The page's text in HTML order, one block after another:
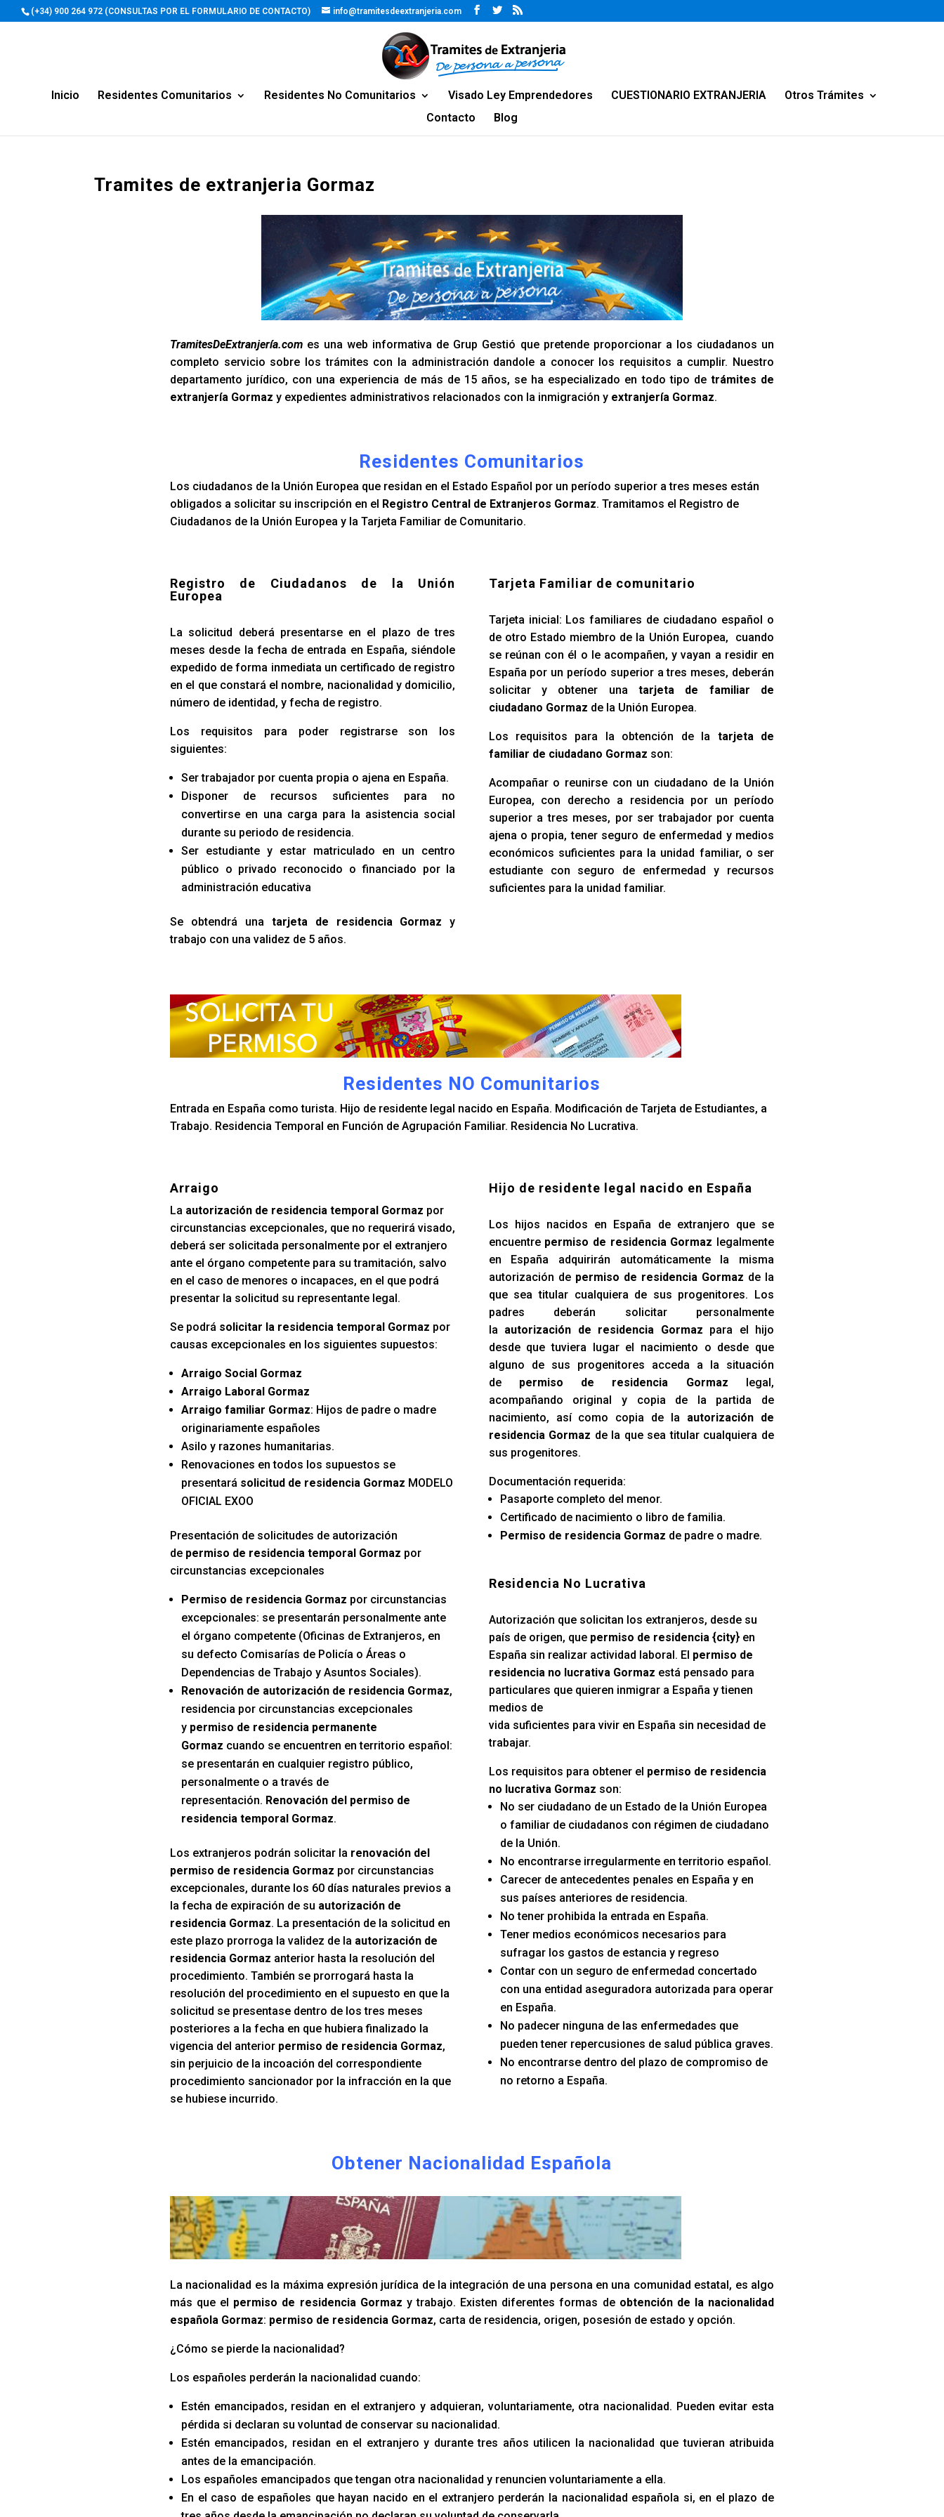
(+34) 900 264 972 (CONSULTAS POR EL FORMULARIO DE CONTACTO) info@tramitesdeextranjeria.com
Inicio Residentes Comunitarios Residentes No Comunitarios Visado Ley Emprendedores CUESTIONARIO EXTRANJERIA
Otros Trámites
Contacto
Blog
Tramites de extranjeria Gormaz
TramitesDeExtranjería.comes una web informativa de Grup Gestió que pretende proporcionar a los ciudadanos un
completo servicio sobre los trámites con la administración dandole a conocer los requisitos a cumplir. Nuestro
departamento jurídico, con una experiencia de más de 15 años, se ha especializado en todo tipo de trámites de
extranjería Gormaz y expedientes administrativos relacionados con la inmigración y extranjería Gormaz.
Residentes Comunitarios
Los ciudadanos de la Unión Europea que residan en el Estado Español por un período superior a tres meses están
obligados a solicitar su inscripción en el Registro Central de Extranjeros Gormaz. Tramitamos el Registro de
Ciudadanos de la Unión Europea y la Tarjeta Familiar de Comunitario.
Registro de Ciudadanos de la Unión
Europea
La solicitud deberá presentarse en el plazo de tres
meses desde la fecha de entrada en España, siéndole
expedido de forma inmediata un certificado de registro
en el que constará el nombre, nacionalidad y domicilio,
número de identidad, y fecha de registro.
Los requisitos para poder registrarse son los
siguientes:
Ser trabajador por cuenta propia o ajena en España.
Disponer de recursos suficientes para no
convertirse en una carga para la asistencia social
durante su periodo de residencia.
Ser estudiante y estar matriculado en un centro
público o privado reconocido o financiado por la
administración educativa
Se obtendrá una tarjeta de residencia Gormaz y
trabajo con una validez de 5 años.
Tarjeta Familiar de comunitario
Tarjeta inicial: Los familiares de ciudadano español o
de otro Estado miembro de la Unión Europea, cuando
se reúnan con él o le acompañen, y vayan a residir en
España por un período superior a tres meses, deberán
solicitar y obtener una tarjeta de familiar de
ciudadano Gormaz de la Unión Europea.
Los requisitos para la obtención de la tarjeta de
familiar de ciudadano Gormaz son:
Acompañar o reunirse con un ciudadano de la Unión
Europea, con derecho a residencia por un período
superior a tres meses, por ser trabajador por cuenta
ajena o propia, tener seguro de enfermedad y medios
económicos suficientes para la unidad familiar, o ser
estudiante con seguro de enfermedad y recursos
suficientes para la unidad familiar.
Residentes NO Comunitarios
Entrada en España como turista. Hijo de residente legal nacido en España. Modificación de Tarjeta de Estudiantes, a
Trabajo. Residencia Temporal en Función de Agrupación Familiar. Residencia No Lucrativa.
Arraigo
La autorización de residencia temporal Gormaz por
circunstancias excepcionales, que no requerirá visado,
deberá ser solicitada personalmente por el extranjero
ante el órgano competente para su tramitación, salvo
en el caso de menores o incapaces, en el que podrá
presentar la solicitud su representante legal.
Se podrá solicitar la residencia temporal Gormaz por
causas excepcionales en los siguientes supuestos:
Arraigo Social Gormaz
Arraigo Laboral Gormaz
Arraigo familiar Gormaz: Hijos de padre o madre
originariamente españoles
Asilo y razones humanitarias.
Renovaciones en todos los supuestos se
presentará solicitud de residencia Gormaz MODELO
OFICIAL EXOO
Presentación de solicitudes de autorización
depermiso de residencia temporal Gormaz por
circunstancias excepcionales
Permiso de residencia Gormaz por circunstancias
excepcionales: se presentarán personalmente ante
el órgano competente (Oficinas de Extranjeros, en
su defecto Comisarías de Policía o Áreas o
Dependencias de Trabajo y Asuntos Sociales).
Renovación de autorización de residencia Gormaz,
residencia por circunstancias excepcionales
y permiso de residencia permanente
Gormaz cuando se encuentren en territorio español:
se presentarán en cualquier registro público,
personalmente o a través de
representación. Renovación del permiso de
residencia temporal Gormaz.
Los extranjeros podrán solicitar la renovación del
permiso de residencia Gormaz por circunstancias
excepcionales, durante los 60 días naturales previos a
la fecha de expiración de su autorización de
residencia Gormaz. La presentación de la solicitud en
este plazo prorroga la validez de la autorización de
residencia Gormaz anterior hasta la resolución del
procedimiento. También se prorrogará hasta la
resolución del procedimiento en el supuesto en que la
solicitud se presentase dentro de los tres meses
posteriores a la fecha en que hubiera finalizado la
vigencia del anterior permiso de residencia Gormaz,
sin perjuicio de la incoación del correspondiente
procedimiento sancionador por la infracción en la que
se hubiese incurrido.
Hijo de residente legal nacido en España
Los hijos nacidos en España de extranjero que se
encuentre permiso de residencia Gormaz legalmente
en España adquirirán automáticamente la misma
autorización de permiso de residencia Gormaz de la
que sea titular cualquiera de sus progenitores. Los
padres deberán solicitar personalmente
la autorización de residencia Gormaz para el hijo
desde que tuviera lugar el nacimiento o desde que
alguno de sus progenitores acceda a la situación
de permiso de residencia Gormaz legal,
acompañando original y copia de la partida de
nacimiento, así como copia de la autorización de
residencia Gormaz de la que sea titular cualquiera de
sus progenitores.
Documentación requerida:
Pasaporte completo del menor.
Certificado de nacimiento o libro de familia.
Permiso de residencia Gormaz de padre o madre.
Residencia No Lucrativa
Autorización que solicitan los extranjeros, desde su
país de origen, que permiso de residencia {city} en
España sin realizar actividad laboral. El permiso de
residencia no lucrativa Gormaz está pensado para
particulares que quieren inmigrar a España y tienen
medios de
vida suficientes para vivir en España sin necesidad de
trabajar.
Los requisitos para obtener el permiso de residencia
no lucrativa Gormaz son:
No ser ciudadano de un Estado de la Unión Europea
o familiar de ciudadanos con régimen de ciudadano
de la Unión.
No encontrarse irregularmente en territorio español.
Carecer de antecedentes penales en España y en
sus países anteriores de residencia.
No tener prohibida la entrada en España.
Tener medios económicos necesarios para
sufragar los gastos de estancia y regreso
Contar con un seguro de enfermedad concertado
con una entidad aseguradora autorizada para operar
en España.
No padecer ninguna de las enfermedades que
pueden tener repercusiones de salud pública graves.
No encontrarse dentro del plazo de compromiso de
no retorno a España.
Obtener Nacionalidad Española
La nacionalidad es la máxima expresión jurídica de la integración de una persona en una comunidad estatal, es algo
más que el permiso de residencia Gormaz y trabajo. Existen diferentes formas de obtención de la nacionalidad
española Gormaz: permiso de residencia Gormaz, carta de residencia, origen, posesión de estado y opción.
¿Cómo se pierde la nacionalidad?
Los españoles perderán la nacionalidad cuando:
Estén emancipados, residan en el extranjero y adquieran, voluntariamente, otra nacionalidad. Pueden evitar esta
pérdida si declaran su voluntad de conservar su nacionalidad.
Estén emancipados, residan en el extranjero y durante tres años utilicen la nacionalidad que tuvieran atribuida
antes de la emancipación.
Los españoles emancipados que tengan otra nacionalidad y renuncien voluntariamente a ella.
En el caso de españoles que hayan nacido en el extranjero perderán la nacionalidad española si, en el plazo de